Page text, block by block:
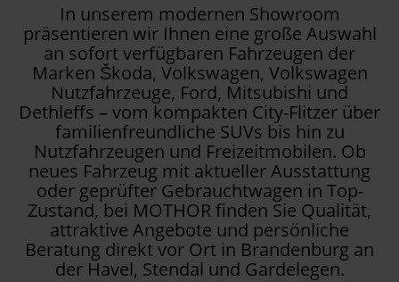
In unserem modernen Showroom
präsentieren wir Ihnen eine große Auswahl
an sofort verfügbaren Fahrzeugen der
Marken Škoda, Volkswagen, Volkswagen
Nutzfahrzeuge, Ford, Mitsubishi und
Dethleffs – vom kompakten City-Flitzer über
familienfreundliche SUVs bis hin zu
Nutzfahrzeugen und Freizeitmobilen. Ob
neues Fahrzeug mit aktueller Ausstattung
oder geprüfter Gebrauchtwagen in Top-
Zustand, bei MOTHOR finden Sie Qualität,
attraktive Angebote und persönliche
Beratung direkt vor Ort in Brandenburg an
der Havel, Stendal und Gardelegen.